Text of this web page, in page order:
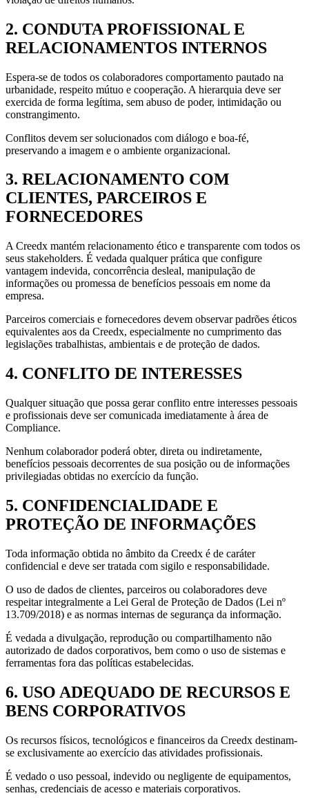
2. CONDUTA PROFISSIONAL E
RELACIONAMENTOS INTERNOS
Espera-se de todos os colaboradores comportamento pautado na
urbanidade, respeito mútuo e cooperação. A hierarquia deve ser
exercida de forma legítima, sem abuso de poder, intimidação ou
constrangimento.
Conflitos devem ser solucionados com diálogo e boa-fé,
preservando a imagem e o ambiente organizacional.
3. RELACIONAMENTO COM
CLIENTES, PARCEIROS E
FORNECEDORES
A Creedx mantém relacionamento ético e transparente com todos os
seus stakeholders. É vedada qualquer prática que configure
vantagem indevida, concorrência desleal, manipulação de
informações ou promessa de benefícios pessoais em nome da
empresa.
Parceiros comerciais e fornecedores devem observar padrões éticos
equivalentes aos da Creedx, especialmente no cumprimento das
legislações trabalhistas, ambientais e de proteção de dados.
4. CONFLITO DE INTERESSES
Qualquer situação que possa gerar conflito entre interesses pessoais
e profissionais deve ser comunicada imediatamente à área de
Compliance.
Nenhum colaborador poderá obter, direta ou indiretamente,
benefícios pessoais decorrentes de sua posição ou de informações
privilegiadas obtidas no exercício da função.
5. CONFIDENCIALIDADE E
PROTEÇÃO DE INFORMAÇÕES
Toda informação obtida no âmbito da Creedx é de caráter
confidencial e deve ser tratada com sigilo e responsabilidade.
O uso de dados de clientes, parceiros ou colaboradores deve
respeitar integralmente a Lei Geral de Proteção de Dados (Lei nº
13.709/2018) e as normas internas de segurança da informação.
É vedada a divulgação, reprodução ou compartilhamento não
autorizado de dados corporativos, bem como o uso de sistemas e
ferramentas fora das políticas estabelecidas.
6. USO ADEQUADO DE RECURSOS E
BENS CORPORATIVOS
Os recursos físicos, tecnológicos e financeiros da Creedx destinam-
se exclusivamente ao exercício das atividades profissionais.
É vedado o uso pessoal, indevido ou negligente de equipamentos,
senhas, credenciais de acesso e materiais corporativos.